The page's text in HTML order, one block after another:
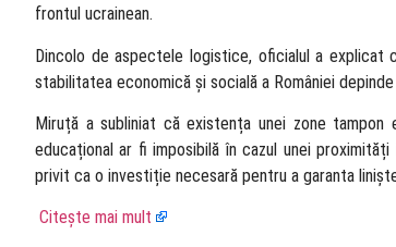
frontul ucrainean.
Dincolo de aspectele logistice, oficialul a explicat
stabilitatea economică și socială a României
Miruță a subliniat că existența unei zone
educațional ar fi imposibilă în cazul unei
privit ca o investiție necesară pentru a garanta
Citește mai mult